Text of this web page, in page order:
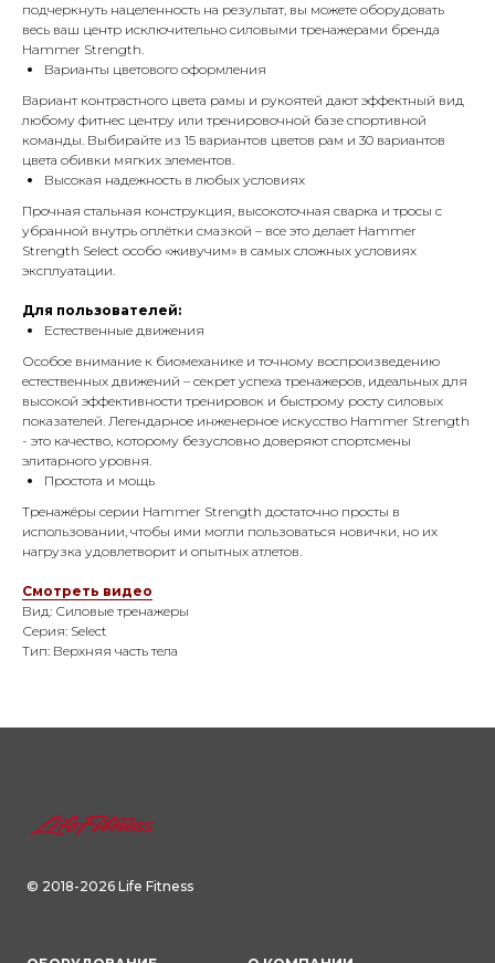
подчеркнуть нацеленность на результат, вы можете оборудовать
весь ваш центр исключительно силовыми тренажерами бренда
Hammer Strength.
Варианты цветового оформления
Вариант контрастного цвета рамы и рукоятей дают эффектный вид
любому фитнес центру или тренировочной базе спортивной
команды. Выбирайте из 15 вариантов цветов рам и 30 вариантов
цвета обивки мягких элементов.
Высокая надежность в любых условиях
Прочная стальная конструкция, высокоточная сварка и тросы с
убранной внутрь оплётки смазкой – все это делает Hammer
Strength Select особо «живучим» в самых сложных условиях
эксплуатации.
Для пользователей:
Естественные движения
Особое внимание к биомеханике и точному воспроизведению
естественных движений – секрет успеха тренажеров, идеальных для
высокой эффективности тренировок и быстрому росту силовых
показателей. Легендарное инженерное искусство Hammer Strength
- это качество, которому безусловно доверяют спортсмены
элитарного уровня.
Простота и мощь
Тренажёры серии Hammer Strength достаточно просты в
использовании, чтобы ими могли пользоваться новички, но их
нагрузка удовлетворит и опытных атлетов.
Смотреть видео
Вид: Силовые тренажеры
Серия: Select
Тип: Верхняя часть тела
© 2018-2026 Life Fitness